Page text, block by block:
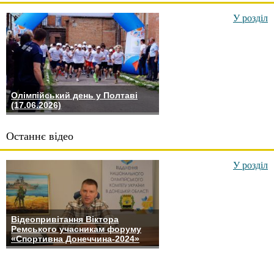
Олімпійський день у Полтаві
(17.06.2026)
У розділ
Останнє відео
Відеопривітання Віктора
Ремського учасникам форуму
«Спортивна Донеччина-2024»
У розділ